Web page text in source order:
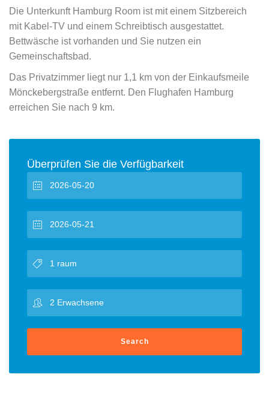
Die Unterkunft Hamburg Room ist mit einem Sitzbereich
mit Kabel-TV und einem Schreibtisch ausgestattet.
Bettwäsche ist vorhanden und Sie nutzen ein
Gemeinschaftsbad.
Das Privatzimmer liegt nur 1,1 km von der Einkaufsmeile
Mönckebergstraße entfernt. Den Flughafen Hamburg
erreichen Sie nach 9 km.
Überprüfen Sie die Verfügbarkeit
Search